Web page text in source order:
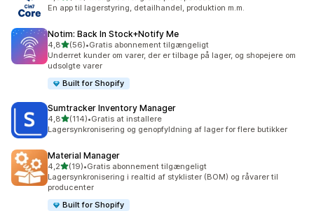
En app til lagerstyring, detailhandel, produktion m.m.
Notim: Back In Stock+Notify Me
4,8ud af 5 stjerner
(56)
56 anmeldelser i alt
•Gratis abonnement tilgængeligt
Underret kunder om varer, der er tilbage på lager, og shopejere om
udsolgte varer
Built for Shopify
Sumtracker Inventory Manager
4,8ud af 5 stjerner
(114)
114 anmeldelser i alt
•Gratis at installere
Lagersynkronisering og genopfyldning af lager for flere butikker
Material Manager
4,2ud af 5 stjerner
(19)
19 anmeldelser i alt
•Gratis abonnement tilgængeligt
Lagersynkronisering i realtid af styklister (BOM) og råvarer til
producenter
Built for Shopify